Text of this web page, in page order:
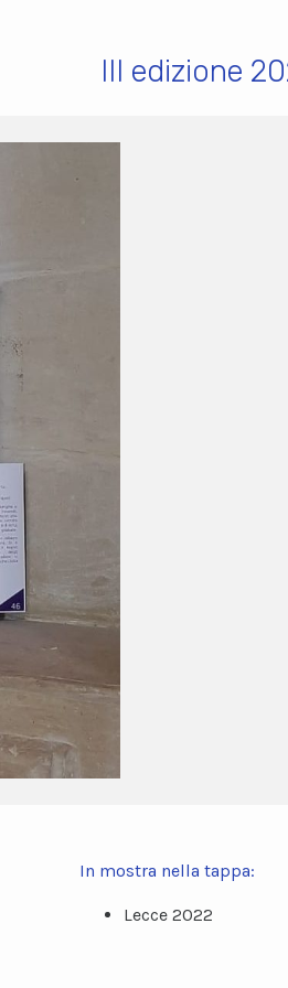
III edizione
In mostra nella tappa:
Lecce 2022